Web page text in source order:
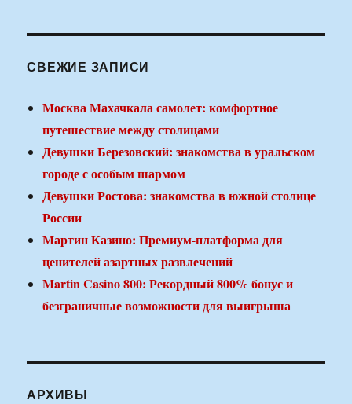
СВЕЖИЕ ЗАПИСИ
Москва Махачкала самолет: комфортное
путешествие между столицами
Девушки Березовский: знакомства в уральском
городе с особым шармом
Девушки Ростова: знакомства в южной столице
России
Мартин Казино: Премиум-платформа для
ценителей азартных развлечений
Martin Casino 800: Рекордный 800% бонус и
безграничные возможности для выигрыша
АРХИВЫ